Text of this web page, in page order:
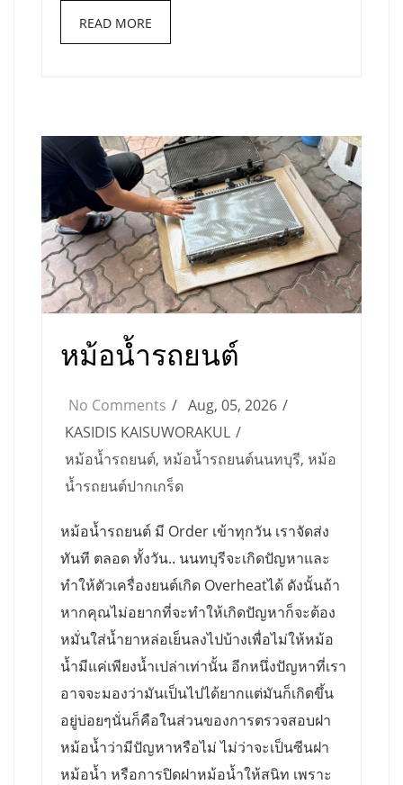
READ MORE
หม้อน้ำรถยนต์
No Comments
Aug, 05, 2026
KASIDIS KAISUWORAKUL
หม้อน้ำรถยนต์, หม้อน้ำรถยนต์นนทบุรี, หม้อ
น้ำรถยนต์ปากเกร็ด
หม้อน้ำรถยนต์ มี Order เข้าทุกวัน เราจัดส่ง
ทันที ตลอด ทั้งวัน.. นนทบุรีจะเกิดปัญหาและ
ทำให้ตัวเครื่องยนต์เกิด Overheatได้ ดังนั้นถ้า
หากคุณไม่อยากที่จะทำให้เกิดปัญหาก็จะต้อง
หมั่นใส่น้ำยาหล่อเย็นลงไปบ้างเพื่อไม่ให้หม้อ
น้ำมีแค่เพียงน้ำเปล่าเท่านั้น อีกหนึ่งปัญหาที่เรา
อาจจะมองว่ามันเป็นไปได้ยากแต่มันก็เกิดขึ้น
อยู่บ่อยๆนั่นก็คือในส่วนของการตรวจสอบฝา
หม้อน้ำว่ามีปัญหาหรือไม่ ไม่ว่าจะเป็นซีนฝา
หม้อน้ำ หรือการปิดฝาหม้อน้ำให้สนิท เพราะ